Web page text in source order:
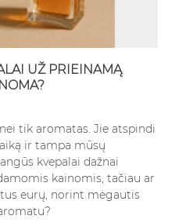
UŽ PRIEINAMĄ
tik aromatas. Jie atspindi
ir tampa mūsų
kvepalai dažnai
kainomis, tačiau ar
eurų, norint mėgautis